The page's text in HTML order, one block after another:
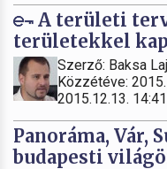
A területi
területekkel
Szerző: Baksa
Közzétéve:
2015.12.13. 14:41
Panoráma, Vár,
budapesti